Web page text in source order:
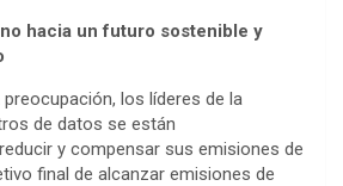
hacia un futuro sostenible y
los líderes de la
de datos se están
y compensar sus emisiones de
final de alcanzar emisiones de